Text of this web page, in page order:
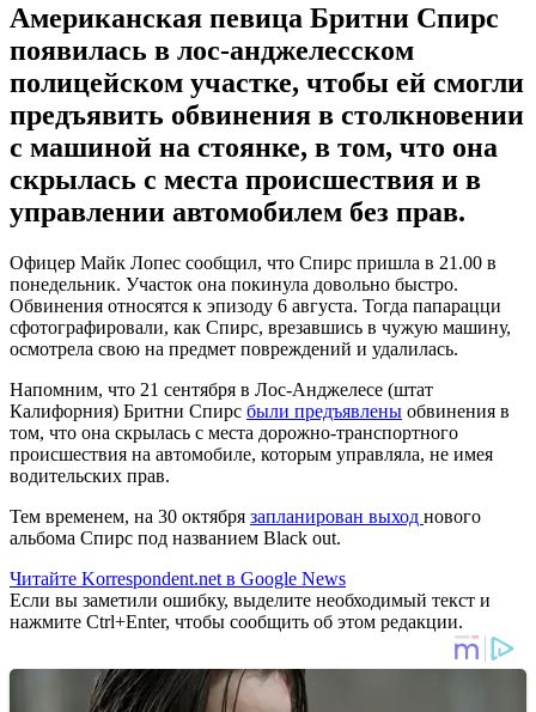
Американская певица Бритни Спирс
появилась в лос-анджелесском
полицейском участке, чтобы ей смогли
предъявить обвинения в столкновении
с машиной на стоянке, в том, что она
скрылась с места происшествия и в
управлении автомобилем без прав.
Офицер Майк Лопес сообщил, что Спирс пришла в 21.00 в
понедельник. Участок она покинула довольно быстро.
Обвинения относятся к эпизоду 6 августа. Тогда папарацци
сфотографировали, как Спирс, врезавшись в чужую машину,
осмотрела свою на предмет повреждений и удалилась.
Напомним, что 21 сентября в Лос-Анджелесе (штат
Калифорния) Бритни Спирс были предъявлены обвинения в
том, что она скрылась с места дорожно-транспортного
происшествия на автомобиле, которым управляла, не имея
водительских прав.
Тем временем, на 30 октября запланирован выход нового
альбома Спирс под названием Black out.
Читайте Korrespondent.net в Google News
Если вы заметили ошибку, выделите необходимый текст и
нажмите Ctrl+Enter, чтобы сообщить об этом редакции.